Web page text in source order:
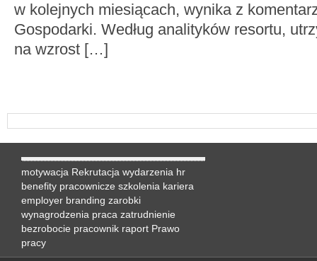
w kolejnych miesiącach, wynika z
Gospodarki. Według analityków resortu,
na wzrost […]
motywacja Rekrutacja wydarzenia hr
benefity pracownicze szkolenia kariera
employer branding zarobki
wynagrodzenia praca zatrudnienie
bezrobocie pracownik raport Prawo
pracy